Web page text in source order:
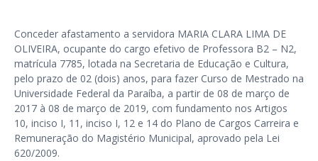
Conceder afastamento a servidora MARIA CLARA LIMA DE
OLIVEIRA, ocupante do cargo efetivo de Professora B2 – N2,
matrícula 7785, lotada na Secretaria de Educação e Cultura,
pelo prazo de 02 (dois) anos, para fazer Curso de Mestrado na
Universidade Federal da Paraíba, a partir de 08 de março de
2017 à 08 de março de 2019, com fundamento nos Artigos
10, inciso I, 11, inciso I, 12 e 14 do Plano de Cargos Carreira e
Remuneração do Magistério Municipal, aprovado pela Lei
620/2009.